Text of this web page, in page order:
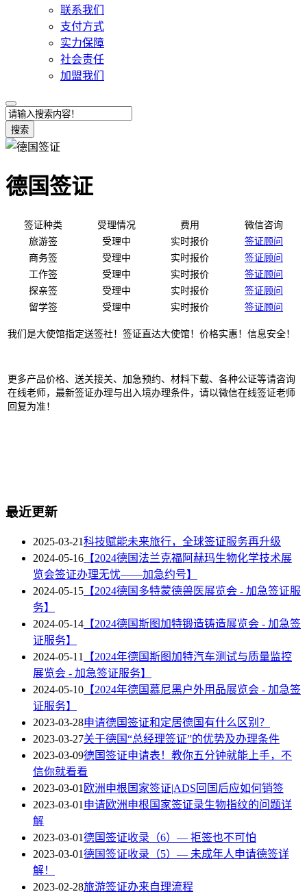
联系我们
支付方式
实力保障
社会责任
加盟我们
搜索
德国签证
签证种类 受理情况 费用
微信咨询
旅游签
受理中 实时报价
签证顾问
商务签
受理中 实时报价
签证顾问
工作签
受理中 实时报价
签证顾问
探亲签
受理中 实时报价
签证顾问
留学签
受理中 实时报价 签证顾问
我们是大使馆指定送签社！签证直达大使馆！价格实惠！信息安全！
更多产品价格、送关接关、加急预约、材料下载、各种公证等请咨询
在线老师，最新签证办理与出入境办理条件，请以微信在线签证老师
回复为准！
最近更新
2025-03-21科技赋能未来旅行，全球签证服务再升级
2024-05-16 【2024德国法兰克福阿赫玛生物化学技术展
览会签证办理无忧——加急约号】
2024-05-15 【2024德国多特蒙德兽医展览会 - 加急签证服
务】
2024-05-14 【2024德国斯图加特锻造铸造展览会 - 加急签
证服务】
2024-05-11
【2024年德国斯图加特汽车测试与质量监控
展览会 - 加急签证服务】
2024-05-10 【2024年德国慕尼黑户外用品展览会 - 加急签
证服务】
2023-03-28申请德国签证和定居德国有什么区别？
2023-03-27关于德国“总经理签证”的优势及办理条件
2023-03-09德国签证申请表！教你五分钟就能上手，不
信你就看看
2023-03-01 欧洲申根国家签证|ADS回国后应如何销签
2023-03-01 申请欧洲申根国家签证录生物指纹的问题详
解
2023-03-01德国签证收录（6）— 拒签也不可怕
2023-03-01德国签证收录（5）— 未成年人申请德签详
解！
2023-02-28旅游签证办来自理流程